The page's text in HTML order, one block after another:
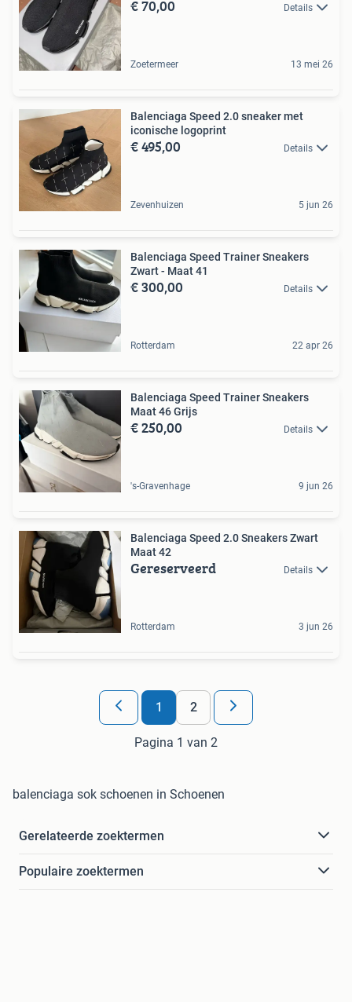
€ 70,00 Details
Zoetermeer 13 mei 26
Balenciaga Speed 2.0 sneaker met
iconische logoprint
€ 495,00 Details
Zevenhuizen 5 jun 26
Balenciaga Speed Trainer Sneakers
Zwart - Maat 41
€ 300,00 Details
Rotterdam 22 apr 26
Balenciaga Speed Trainer Sneakers
Maat 46 Grijs
€ 250,00 Details
's-Gravenhage 9 jun 26
Balenciaga Speed 2.0 Sneakers Zwart
Maat 42
Gereserveerd Details
Rotterdam 3 jun 26
1 2
Pagina 1 van 2
balenciaga sok schoenen in Schoenen
Gerelateerde zoektermen
Populaire zoektermen